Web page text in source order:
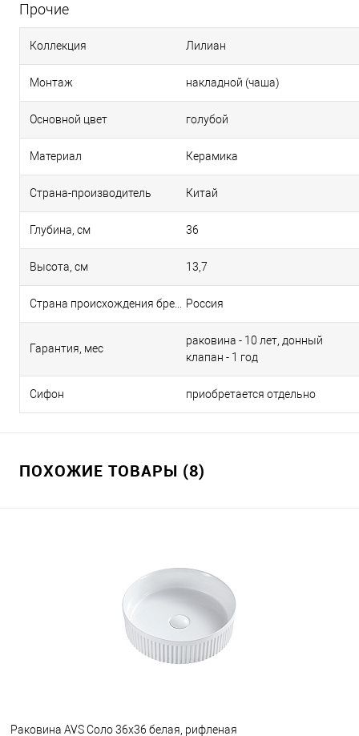
Прочие
Коллекция Лилиан
Монтаж накладной (чаша)
Основной цвет голубой
Материал Керамика
Страна-производитель Китай
Глубина, см 36
Высота, см 13,7
Россия
Гарантия, мес
раковина - 10 лет, донный
клапан - 1 год
Сифон приобретается отдельно
ПОХОЖИЕ ТОВАРЫ (8)
Раковина AVS Соло 36x36 белая, рифленая